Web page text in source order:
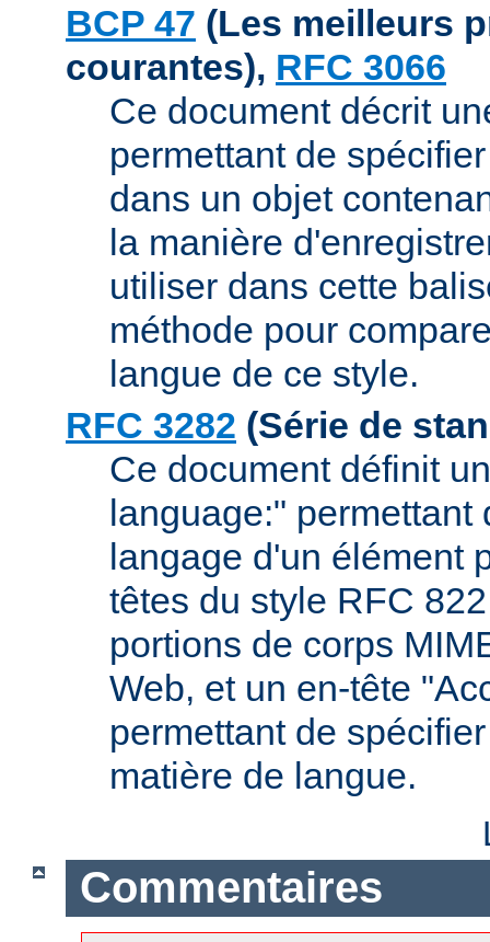
BCP 47 (Les meilleurs
courantes), RFC 3066
Ce document décrit
permettant de
dans un objet
la manière
utiliser dans cette
méthode pour
langue de ce style.
RFC 3282 (Série de
Ce document définit
language:" permettant
langage d'un élément
têtes du style RFC
portions de corps
Web, et un en-tête
permettant de
matière de langue.
Commentaires